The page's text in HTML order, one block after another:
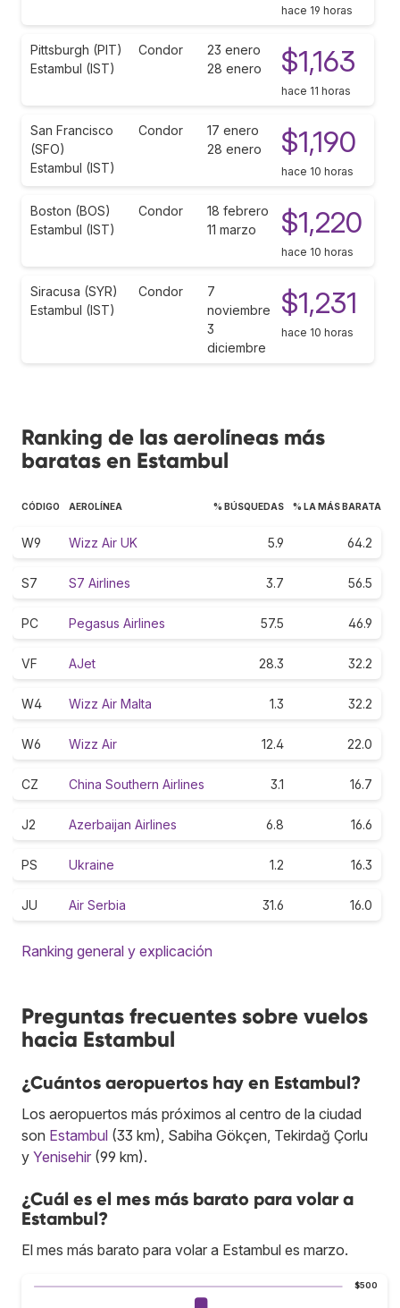
hace 19 horas
Pittsburgh (PIT)
Estambul (IST)
Condor
23 enero
28 enero
$1,163
hace 11 horas
San Francisco
(SFO)
Estambul (IST)
Condor
17 enero
28 enero
$1,190
hace 10 horas
Boston (BOS)
Estambul (IST)
Condor
18 febrero
11 marzo
$1,220
hace 10 horas
Siracusa (SYR)
Estambul (IST)
Condor
7
noviembre
3
diciembre
$1,231
hace 10 horas
Ranking de las aerolíneas más
baratas en Estambul
CÓDIGO AEROLÍNEA % BÚSQUEDAS % LA MÁS BARATA
W9 Wizz Air UK 5.9 64.2
S7 S7 Airlines 3.7 56.5
PC Pegasus Airlines 57.5 46.9
VF AJet 28.3 32.2
W4 Wizz Air Malta 1.3 32.2
W6 Wizz Air 12.4 22.0
CZ China Southern Airlines 3.1 16.7
J2 Azerbaijan Airlines 6.8 16.6
PS Ukraine 1.2 16.3
JU Air Serbia 31.6 16.0
Ranking general y explicación
Preguntas frecuentes sobre vuelos
hacia Estambul
¿Cuántos aeropuertos hay en Estambul?
Los aeropuertos más próximos al centro de la ciudad
son Estambul (33 km), Sabiha Gökçen, Tekirdağ Çorlu
y Yenisehir (99 km).
¿Cuál es el mes más barato para volar a
Estambul?
El mes más barato para volar a Estambul es marzo.
$500